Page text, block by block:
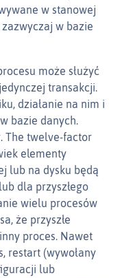
w stanowej
w bazie
może służyć
transakcji.
działanie na nim i
bazie danych.
The twelve-factor
elementy
lub na dysku będą
dla przyszłego
wielu procesów
że przyszłe
proces. Nawet
restart (wywołany
lub